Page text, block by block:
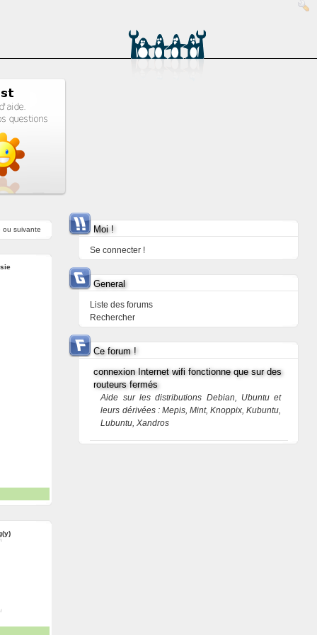
ou suivante Moi !
Se connecter !
General
Liste des forums
Rechercher
Ce forum !
connexion Internet wifi fonctionne que sur des
routeurs fermés
Aide sur les distributions Debian, Ubuntu et
leurs dérivées : Mepis, Mint, Knoppix, Kubuntu,
Lubuntu, Xandros